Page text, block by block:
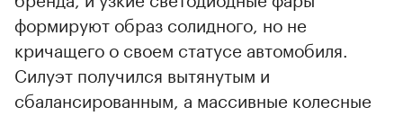
формируют образ солидного, но не
кричащего о своем статусе автомобиля.
Силуэт получился вытянутым и
сбалансированным, а массивные колесные